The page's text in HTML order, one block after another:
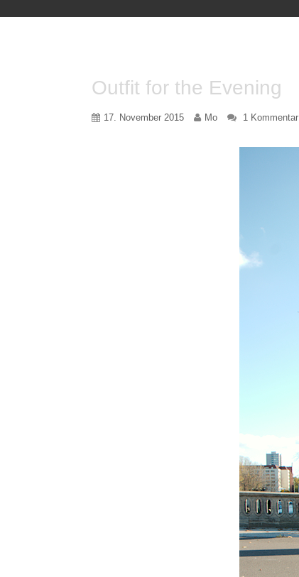
Outfit for the Evening
17. November 2015 Mo 1 Kommentar